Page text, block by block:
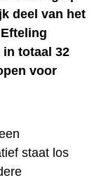
deel van het
in totaal 32
voor
staat los